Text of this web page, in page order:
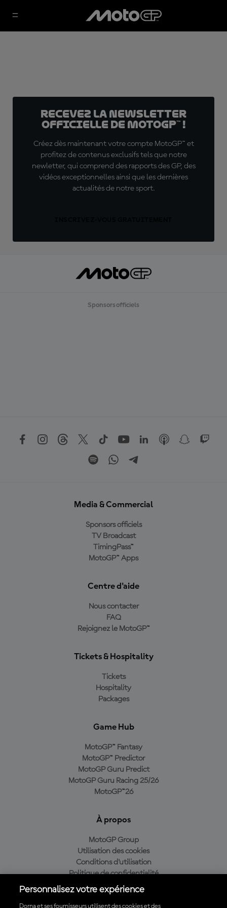
Recevez la Newsletter
officielle de MotoGP™ !
Créez dès maintenant votre compte MotoGP™ et
profitez de contenus exclusifs tels que notre
newletter, qui comprend des rapports des GP, des
vidéos exceptionnelles ainsi que les dernières
actualités de notre sport.
Sponsors officiels
Media & Commercial
Sponsors officiels
TV Broadcast
TimingPass™
MotoGP™ Apps
Centre d'aide
Nous contacter
FAQ
Rejoignez le MotoGP™
Tickets & Hospitality
Tickets
Hospitality
Packages
Game Hub
MotoGP™ Fantasy
MotoGP™ Predictor
MotoGP Guru Predict
MotoGP Guru Racing 25/26
MotoGP™26
À propos
MotoGP Group
Utilisation des cookies
Conditions d'utilisation
Politique de confidentialité
Politique d’achat
Personnalisez votre expérience
Dorna et ses fournisseurs utilisent des cookies et des